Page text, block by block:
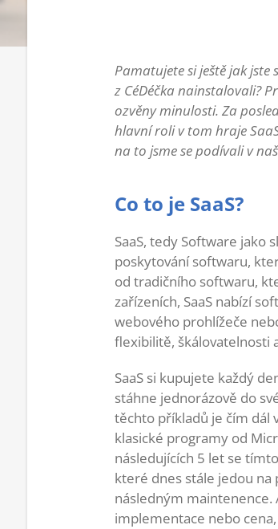
Pamatujete si ještě jak
z CéDéčka nainstalovali?
ozvěny minulosti. Za
hlavní roli v tom hraje
na to jsme se podívali v
Co to je SaaS?
SaaS, tedy Software jako
poskytování softwaru,
od tradičního softwaru,
zařízeních, SaaS nabízí
webového prohlížeče
flexibilitě, škálovatelnosti
SaaS si kupujete každý
stáhne jednorázově do
těchto příkladů je čím dál
klasické programy od
následujících 5 let se
které dnes stále jedou na
následným maintenence.
implementace nebo